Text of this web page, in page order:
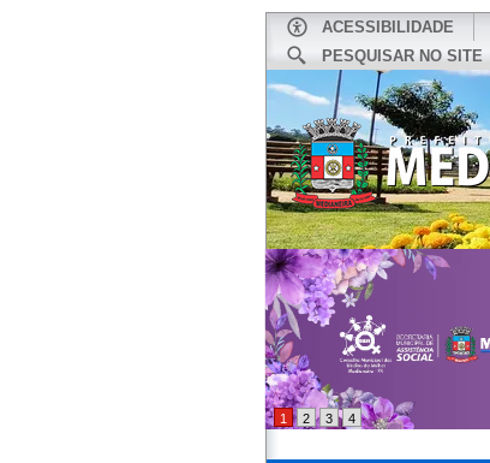
ACESSIBILIDADE
PESQUISAR NO SITE
1 2 3 4